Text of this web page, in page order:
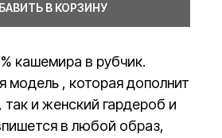
В КОРЗИНУ
кашемира в рубчик.
модель , которая дополнит
и женский гардероб и
в любой образ,